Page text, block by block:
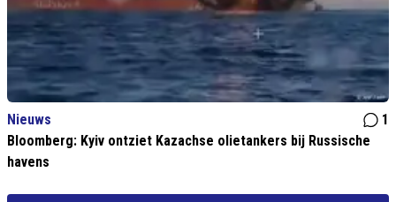
Nieuws
1
Bloomberg: Kyiv ontziet Kazachse olietankers bij Russische
havens